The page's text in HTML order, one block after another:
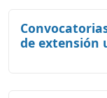
de extensión